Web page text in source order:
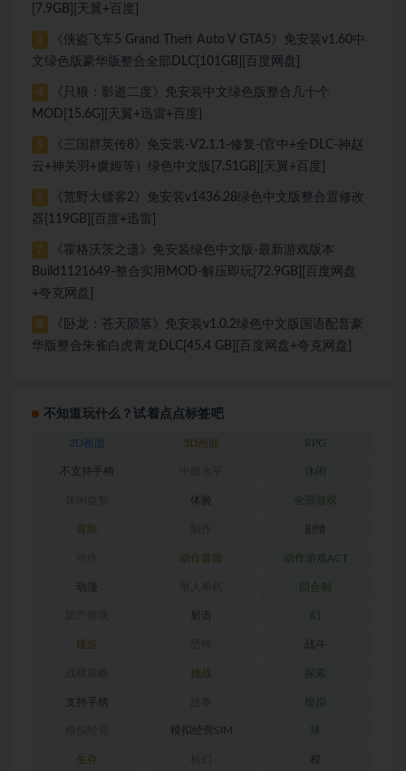
[7.9GB][天翼+百度]
3
《侠盗飞车5 Grand Theft Auto V GTA5》免安装v1.60中
文绿色版豪华版整合全部DLC[101GB][百度网盘]
4
《只狼：影逝二度》免安装中文绿色版整合几十个
MOD[15.6G][天翼+迅雷+百度]
5
《三国群英传8》免安装-V2.1.1-修复-(官中+全DLC-神赵
云+神关羽+虞姬等）绿色中文版[7.51GB][天翼+百度]
6
《荒野大镖客2》免安装v1436.28绿色中文版整合置修改
器[119GB][百度+迅雷]
7
《霍格沃茨之遗》免安装绿色中文版-最新游戏版本
Build1121649-整合实用MOD-解压即玩[72.9GB][百度网盘
+夸克网盘]
8
《卧龙：苍天陨落》免安装v1.0.2绿色中文版国语配音豪
华版整合朱雀白虎青龙DLC[45.4 GB][百度网盘+夸克网盘]
不知道玩什么？试着点点标签吧
2D画面 3D画面 RPG
不支持手柄 休闲
体验 全部游戏
冒险 剧情
动作冒险 动作游戏ACT
动漫 回合制
射击 幻
建造 战斗
挑战 探索
支持手柄 模拟
模拟经营SIM 球
生存 程